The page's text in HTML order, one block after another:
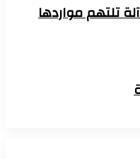
تلتهم مواردها